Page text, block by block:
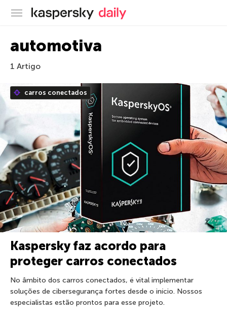
Blog oficial da Kaspersky
automotiva
1 Artigo
carros conectados
Kaspersky faz acordo para
proteger carros conectados
No âmbito dos carros conectados, é vital implementar
soluções de cibersegurança fortes desde o início. Nossos
especialistas estão prontos para esse projeto.